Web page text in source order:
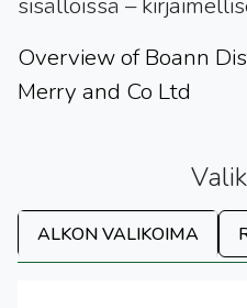
Overview of Boann
Merry and Co Ltd
ALKON VALIKOIMA